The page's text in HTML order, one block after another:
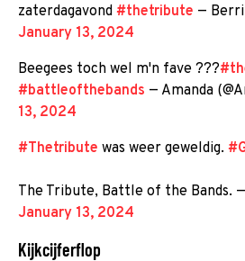
zaterdagavond #thetribute —
January 13, 2024
Beegees toch wel m'n fave ???
#battleofthebands — Amanda
13, 2024
#Thetribute was weer geweldig.
The Tribute, Battle of the Bands.
January 13, 2024
Kijkcijferflop